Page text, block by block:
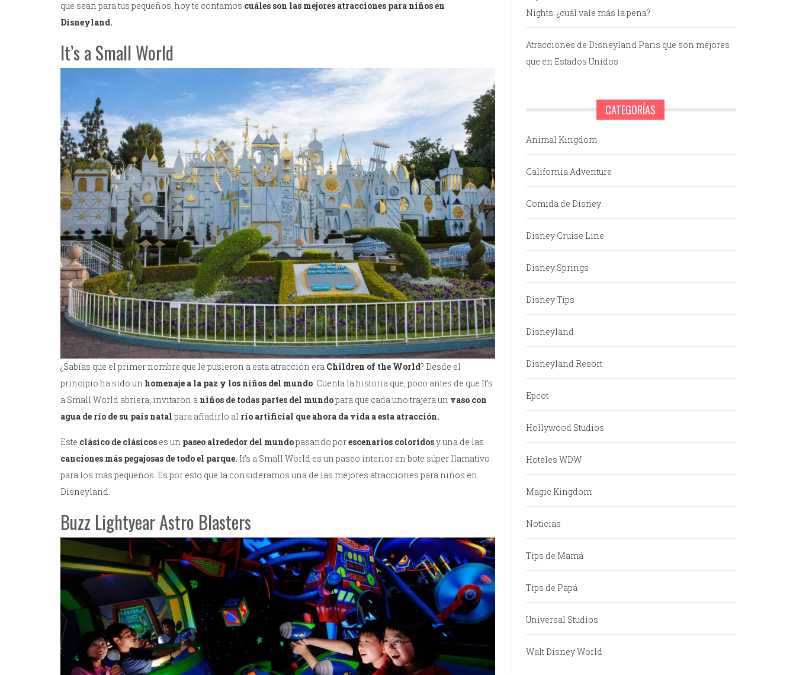
que sean para tus pequeños, hoy te contamos cuáles son las mejores atracciones para niños en
Disneyland.
It’s a Small World
¿Sabías que el primer nombre que le pusieron a esta atracción era Children of the World? Desde el
principio ha sido un homenaje a la paz y los niños del mundo. Cuenta la historia que, poco antes de que It’s
a Small World abriera, invitaron a niños de todas partes del mundopara que cada uno trajera un vaso con
agua de río de su país natal para añadirlo al río artificial que ahora da vida a esta atracción.
Este clásico de clásicos es un paseo alrededor del mundopasando porescenarios coloridosy una de las
canciones más pegajosas de todo el parque. It’s a Small World es un paseo interior en bote súper llamativo
para los más pequeños. Es por esto que la consideramos una de las mejores atracciones para niños en
Disneyland.
Buzz Lightyear Astro Blasters
Nights: ¿cuál vale más la pena?
Atracciones de Disneyland Paris que son mejores
que en Estados Unidos
CATEGORÍAS
Animal Kingdom
California Adventure
Comida de Disney
Disney Cruise Line
Disney Springs
Disney Tips
Disneyland
Disneyland Resort
Epcot
Hollywood Studios
Hoteles WDW
Magic Kingdom
Noticias
Tips de Mamá
Tips de Papá
Universal Studios
Walt Disney World